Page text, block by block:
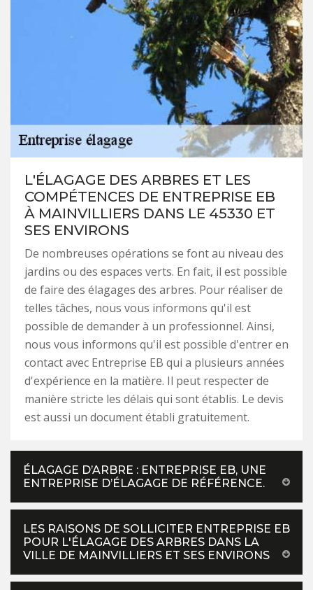
L'ÉLAGAGE DES ARBRES ET LES
COMPÉTENCES DE ENTREPRISE EB
À MAINVILLIERS DANS LE 45330 ET
SES ENVIRONS
De nombreuses opérations se font au niveau des
jardins ou des espaces verts. En fait, il est possible
de faire des élagages des arbres. Pour réaliser de
telles tâches, nous vous informons qu'il est
possible de demander à un professionnel. Ainsi,
nous vous informons qu'il est possible d'entrer en
contact avec Entreprise EB qui a plusieurs années
d'expérience en la matière. Il peut respecter de
manière stricte les délais qui sont établis. Le devis
est aussi un document établi gratuitement.
ÉLAGAGE D’ARBRE : ENTREPRISE EB, UNE
ENTREPRISE D’ÉLAGAGE DE RÉFÉRENCE.
LES RAISONS DE SOLLICITER ENTREPRISE EB
POUR L'ÉLAGAGE DES ARBRES DANS LA
VILLE DE MAINVILLIERS ET SES ENVIRONS